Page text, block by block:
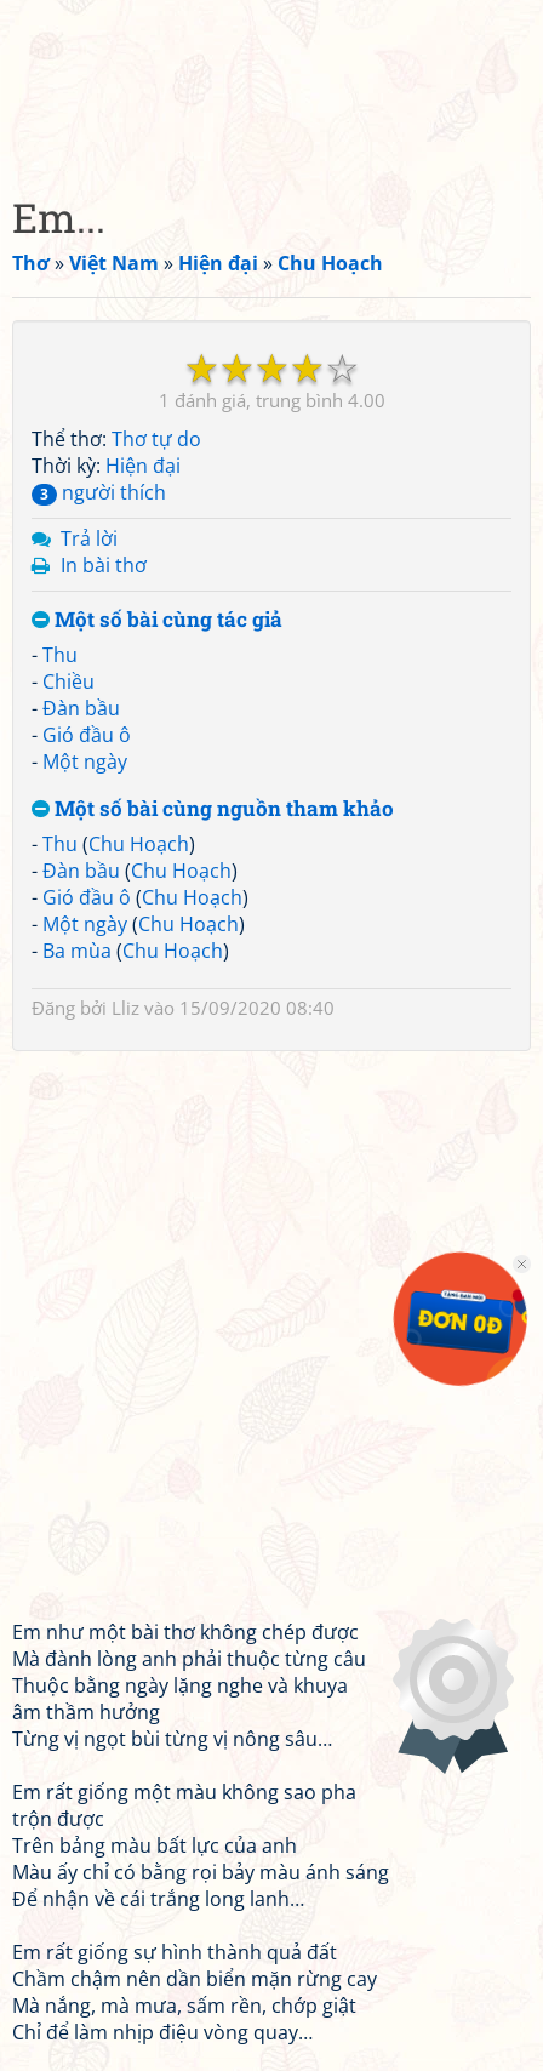
Em...
Thơ»Việt Nam » Hiện đại » Chu Hoạch
☆
☆
☆
☆
☆
1 4.00
Thể thơ: Thơ tự do
Thời kỳ: Hiện đại
3
người thích
Trả lời
In bài thơ
Một số bài cùng tác giả
-Thu
- Chiều
-Đàn bầu
- Gió đầu ô
- Một ngày
Một số bài cùng nguồn tham khảo
-Thu (Chu Hoạch)
-Đàn bầu (Chu Hoạch)
- Gió đầu ô (Chu Hoạch)
- Một ngày(Chu Hoạch)
- Ba mùa (Chu Hoạch)
Đăng bởi Lliz vào 15/09/2020 08:40
Em như một bài thơ không chép được
Mà đành lòng anh phải thuộc từng câu
Thuộc bằng ngày lặng nghe và khuya
âm thầm hưởng
Từng vị ngọt bùi từng vị nông sâu…
Em rất giống một màu không sao pha
trộn được
Trên bảng màu bất lực của anh
Màu ấy chỉ có bằng rọi bảy màu ánh sáng
Để nhận về cái trắng long lanh…
Em rất giống sự hình thành quả đất
Chầm chậm nên dần biển mặn rừng cay
Mà nắng, mà mưa, sấm rền, chớp giật
Chỉ để làm nhịp điệu vòng quay…